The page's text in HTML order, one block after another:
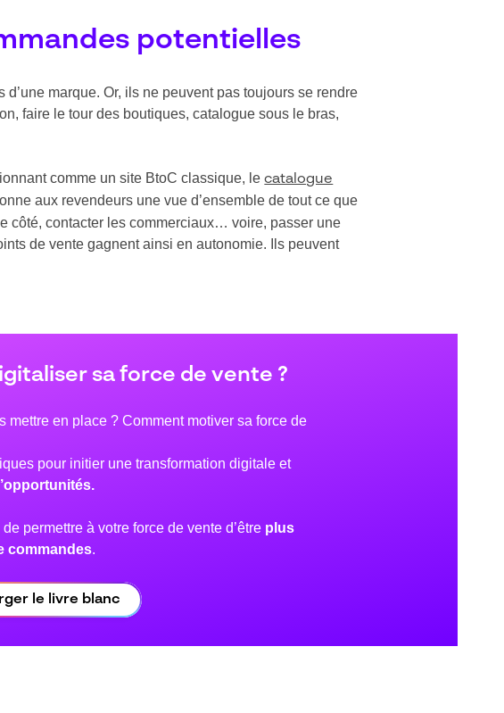
potentielles
marque. Or, ils ne peuvent pas toujours se rendre
faire le tour des boutiques, catalogue sous le bras,
comme un site BtoC classique, lecatalogue
aux revendeurs une vue d’ensemble de tout ce que
côté, contacter les commerciaux… voire, passer une
de vente gagnent ainsi en autonomie. Ils peuvent
sa force de vente ?
en place ? Comment motiver sa force de
pour initier une transformation digitale et
permettre à votre force de vente d’être plus
commandes.
le livre blanc